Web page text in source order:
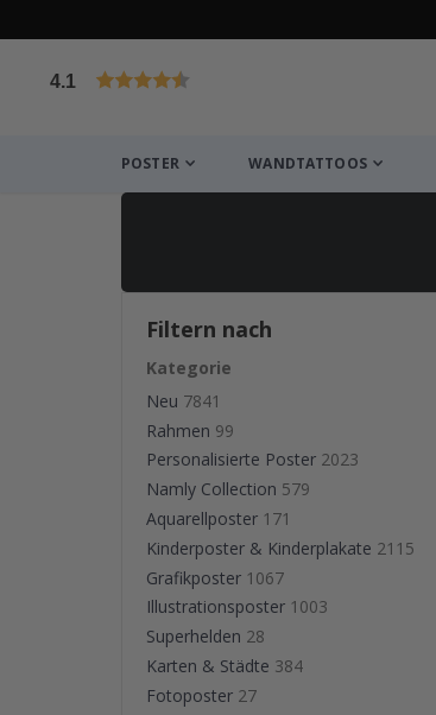
4.1
POSTER WANDTATTOOS
Filtern nach
Kategorie
Neu 7841
Rahmen 99
Personalisierte Poster 2023
Namly Collection 579
Aquarellposter 171
Kinderposter & Kinderplakate 2115
Grafikposter 1067
Illustrationsposter 1003
Superhelden 28
Karten & Städte 384
Fotoposter 27